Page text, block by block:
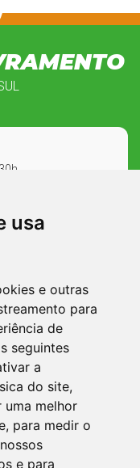
usa
e outras
para
de
seguintes
a
do site,
melhor
, para medir o
e para
- RS, 97573-010